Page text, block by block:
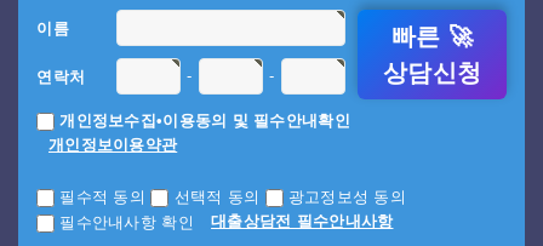
이름
연락처 - -
개인정보수집•이용동의 및 필수안내확인
개인정보이용약관
필수적 동의 선택적 동의
광고정보성 동의
필수안내사항 확인
대출상담전 필수안내사항
빠른 🚀
상담신청